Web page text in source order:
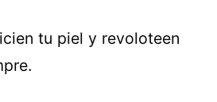
tu piel y revoloteen